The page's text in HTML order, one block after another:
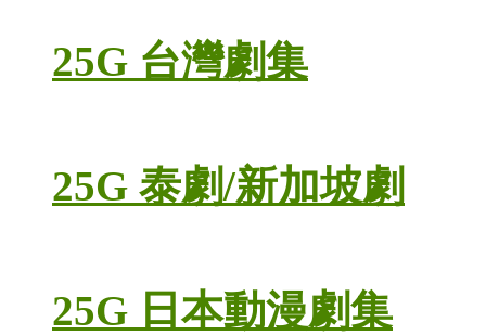
25G 台灣劇集
25G 泰劇/新加坡劇
25G 日本動漫劇集